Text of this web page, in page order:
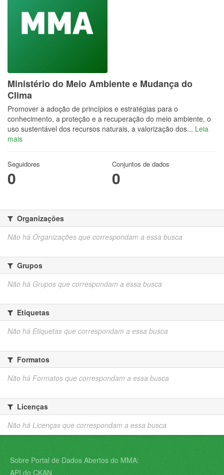
Ministério do Meio Ambiente e Mudança do
Clima
Promover a adoção de princípios e estratégias para o
conhecimento, a proteção e a recuperação do meio ambiente, o
uso sustentável dos recursos naturais, a valorização dos... Leia
mais
Seguidores
0
Conjuntos de dados
0
Organizações
Não há Organizações que correspondam a essa busca
Grupos
Não há Grupos que correspondam a essa busca
Etiquetas
Não há Etiquetas que correspondam a essa busca
Formatos
Não há Formatos que correspondam a essa busca
Licenças
Não há Licenças que correspondam a essa busca
Sobre Portal de Dados Abertos do MMA:
API do CKAN